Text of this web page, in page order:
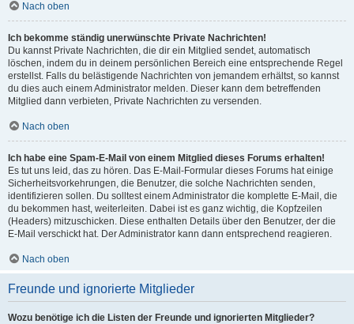
Nach oben
Ich bekomme ständig unerwünschte Private Nachrichten!
Du kannst Private Nachrichten, die dir ein Mitglied sendet, automatisch
löschen, indem du in deinem persönlichen Bereich eine entsprechende Regel
erstellst. Falls du belästigende Nachrichten von jemandem erhältst, so kannst
du dies auch einem Administrator melden. Dieser kann dem betreffenden
Mitglied dann verbieten, Private Nachrichten zu versenden.
Nach oben
Ich habe eine Spam-E-Mail von einem Mitglied dieses Forums erhalten!
Es tut uns leid, das zu hören. Das E-Mail-Formular dieses Forums hat einige
Sicherheitsvorkehrungen, die Benutzer, die solche Nachrichten senden,
identifizieren sollen. Du solltest einem Administrator die komplette E-Mail, die
du bekommen hast, weiterleiten. Dabei ist es ganz wichtig, die Kopfzeilen
(Headers) mitzuschicken. Diese enthalten Details über den Benutzer, der die
E-Mail verschickt hat. Der Administrator kann dann entsprechend reagieren.
Nach oben
Freunde und ignorierte Mitglieder
Wozu benötige ich die Listen der Freunde und ignorierten Mitglieder?